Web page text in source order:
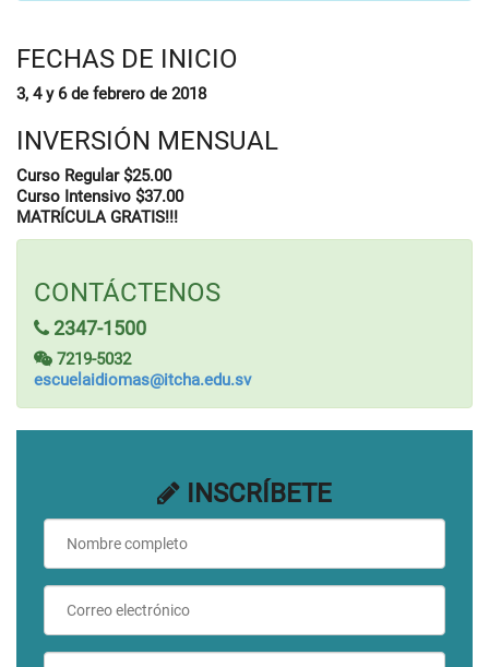
FECHAS DE INICIO
3, 4 y 6 de febrero de 2018
INVERSIÓN MENSUAL
Curso Regular $25.00
Curso Intensivo $37.00
MATRÍCULA GRATIS!!!
CONTÁCTENOS
2347-1500
7219-5032
escuelaidiomas@itcha.edu.sv
INSCRÍBETE